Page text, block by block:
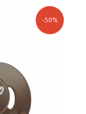
-50%